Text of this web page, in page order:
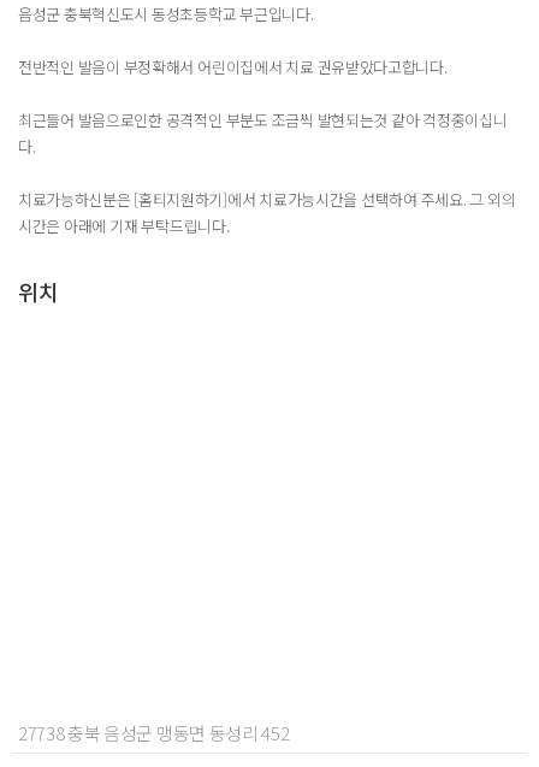
음성군 충북혁신도시 동성초등학교 부근입니다.
전반적인 발음이 부정확해서 어린이집에서 치료 권유받았다고합니다.
최근들어 발음으로인한 공격적인 부분도 조금씩 발현되는것 같아 걱정중이십니
다.
치료가능하신분은 [홈티지원하기]에서 치료가능시간을 선택하여 주세요. 그 외의
시간은 아래에 기재 부탁드립니다.
위치
27738 충북 음성군 맹동면 동성리 452